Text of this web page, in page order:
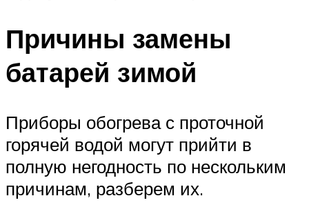
Причины замены
батарей зимой
Приборы обогрева с проточной
горячей водой могут прийти в
полную негодность по нескольким
причинам, разберем их.